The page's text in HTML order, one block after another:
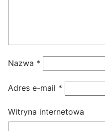
Nazwa *
Adres e-mail *
Witryna internetowa